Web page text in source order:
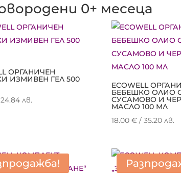
0+ месеца
ОРГАНИЧЕН
ИЗМИВЕН ГЕЛ 500
лв.
ECOWELL
БЕБЕШКО ОЛИО
СУСАМОВО И
МАСЛО 100 МЛ
18.00€ / 35.20 лв.